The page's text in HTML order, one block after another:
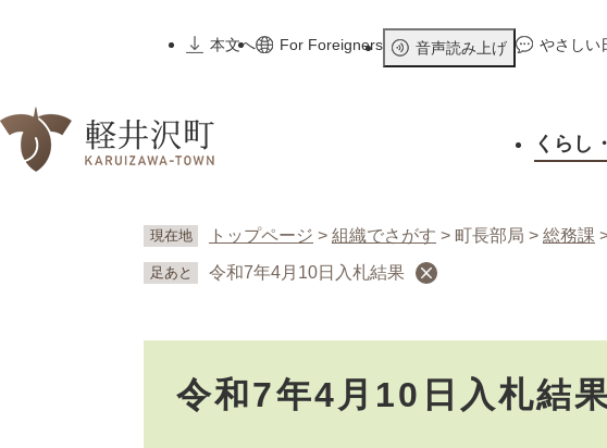
先
本文へ
For Foreigners 音声読み上げ やさしい
くらし
現在地 トップページ > 組織でさがす > 町長部局 > 総務課
足あと 令和7年4月10日入札結果
令和7年4月10日入札結